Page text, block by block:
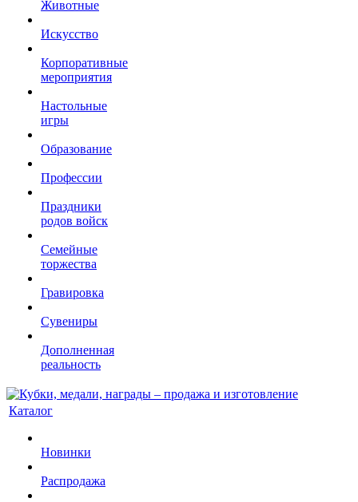
Животные
Искусство
Корпоративные
мероприятия
Настольные
игры
Образование
Профессии
Праздники
родов войск
Семейные
торжества
Гравировка
Сувениры
Дополненная
реальность
Каталог
Новинки
Распродажа